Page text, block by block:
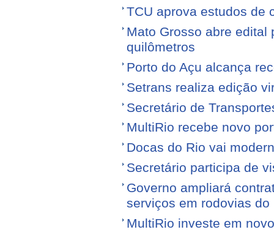
TCU aprova estudos de
Mato Grosso abre edital
quilômetros
Porto do Açu alcança
Setrans realiza edição
Secretário de
MultiRio recebe novo
Docas do Rio vai
Secretário participa de
Governo ampliará
serviços em rodovias do
MultiRio investe em